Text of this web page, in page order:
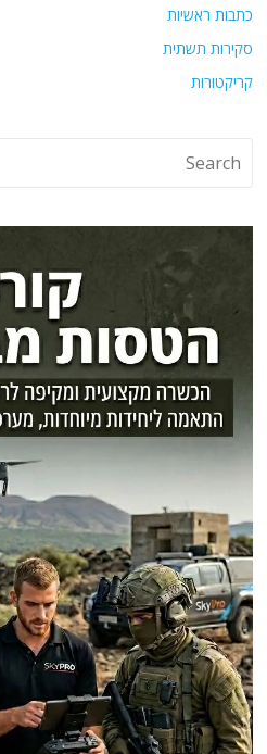
כתבות ראשיות
סקירות תשתית
קריקטורות